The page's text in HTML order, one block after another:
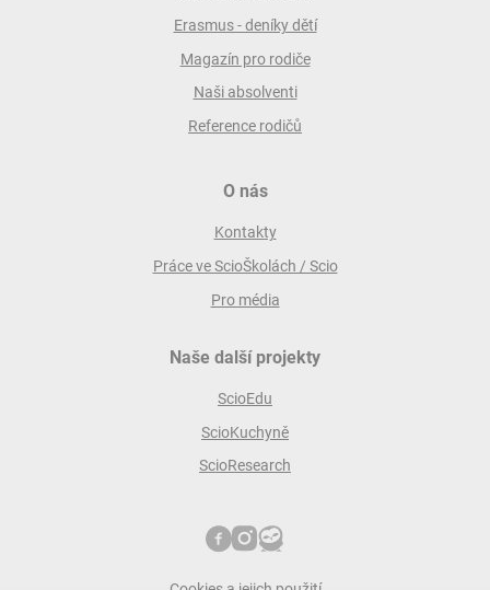
Erasmus - deníky dětí
Magazín pro rodiče
Naši absolventi
Reference rodičů
O nás
Kontakty
Práce ve ScioŠkolách / Scio
Pro média
Naše další projekty
ScioEdu
ScioKuchyně
ScioResearch